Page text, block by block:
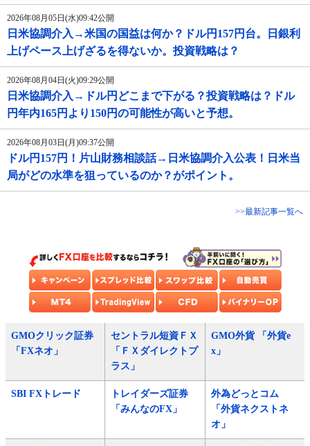
2026年08月05日(水)09:42公開
日米協調介入→米国の国益は何か？ドル円157円台。日銀利
上げペース上げざるを得ないか。投資戦略は？
2026年08月04日(火)09:29公開
日米協調介入→ドル円どこまで下がる？投資戦略は？ドル
円年内165円より150円の可能性が高いと予想。
2026年08月03日(月)09:37公開
ドル円157円！片山財務相談話→日米協調介入公表！日米当
局がどの水準を狙っているのか？がポイント。
>>最新記事一覧へ
GMOクリック証券
「FXネオ」
セントラル短資ＦＸ
「ＦＸダイレクトプ
ラス」
GMO外貨 「外貨e
x」
SBI FXトレード
トレイダーズ証券
「みんなのFX」
外為どっとコム
「外貨ネクストネ
オ」